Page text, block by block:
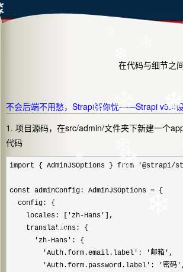
在代码与细节之
不会后端不用愁，Strapi解你忧——Strapi v5.4
1. 项目源码，在src/admin/文件夹下新建一个
代码
import { AdminJSOptions } from '@strapi/
const adminConfig: AdminJSOptions = {
  config: {
    locales: ['zh-Hans'
],
    translations: {
      'zh-Hans'
: {
        'Auth.form.email.label': '邮箱'
,
        'Auth.form.password.label': '密码'
,
❄
❄ ❄
❄
❄ ❄ ❄
❄